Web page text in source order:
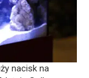
nacisk na